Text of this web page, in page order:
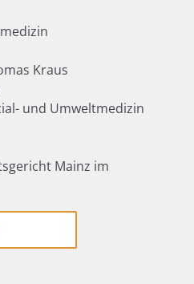
Kraus
und Umweltmedizin
Mainz im